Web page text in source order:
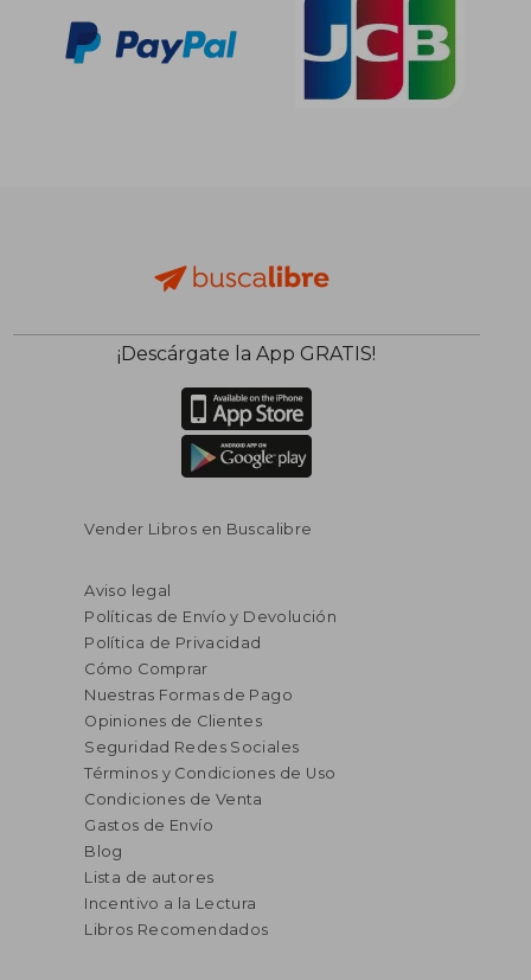
¡Descárgate la App GRATIS!
Vender Libros en Buscalibre
Aviso legal
Políticas de Envío y Devolución
Política de Privacidad
Cómo Comprar
Nuestras Formas de Pago
Opiniones de Clientes
Seguridad Redes Sociales
Términos y Condiciones de Uso
Condiciones de Venta
Gastos de Envío
Blog
Lista de autores
Incentivo a la Lectura
Libros Recomendados